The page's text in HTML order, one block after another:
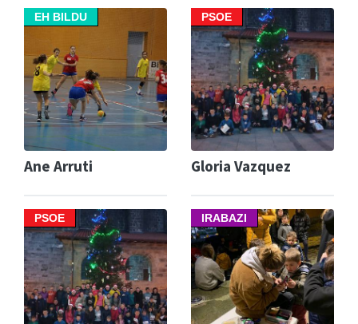
EH BILDU
Ane Arruti
PSOE
Gloria Vazquez
PSOE IRABAZI